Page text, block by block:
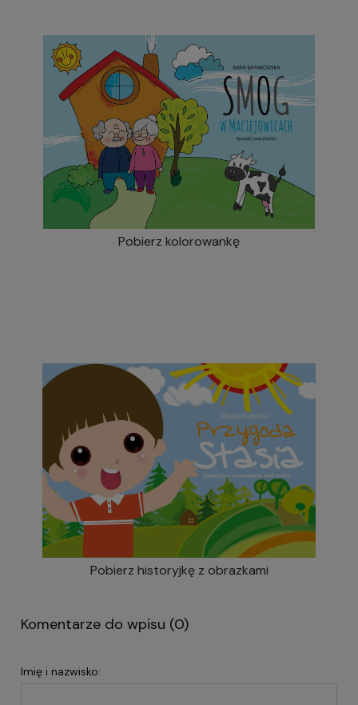
Pobierz kolorowankę
Pobierz historyjkę z obrazkami
Komentarze do wpisu (0)
Imię i nazwisko: